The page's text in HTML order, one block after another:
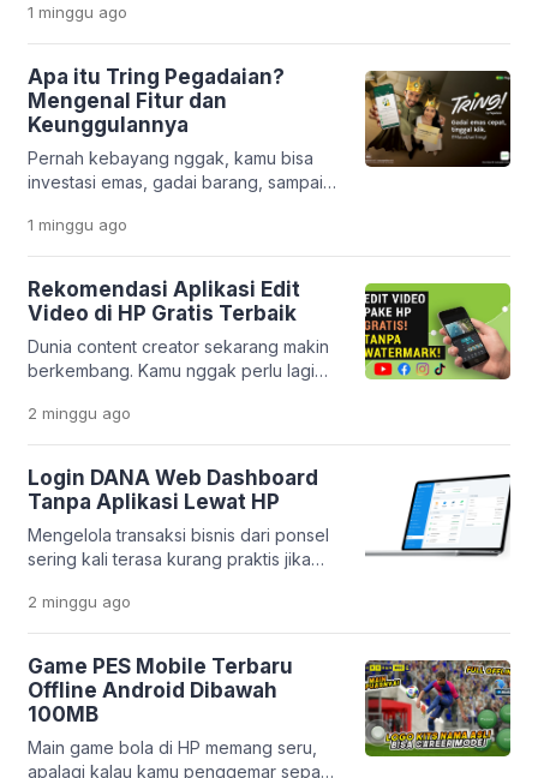
pengaturan di […]
di rumah atau lagi santai di luar, genre
ini nggak pernah gagal memacu
adrenalin. Masalahnya, nggak semua
orang punya HP flagship dengan
storage besar. Banyak pengguna
Android masih pakai HP entry-level
yang sering ngelag kalau dipakai main
game berat. Belum […]
1 minggu ago
Apa itu Tring Pegadaian?
Mengenal Fitur dan
Keunggulannya
Pernah kebayang nggak, kamu bisa
investasi emas, gadai barang, sampai
satu aplikasi di HP? Di era digital
seperti sekarang, semua itu bukan lagi
hal yang sulit. Melalui inovasi
terbarunya, PT Pegadaian
menghadirkan aplikasi yang makin
lengkap dan praktis. Layanan
Pegadaian Digital kini berevolusi jadi
terintegrasi. […]
1 minggu ago
Rekomendasi Aplikasi Edit
Video di HP Gratis Terbaik
Dunia content creator sekarang makin
berkembang. Kamu nggak perlu lagi
keren. Cukup pakai HP, kamu sudah
bisa menghasilkan konten yang
menarik dan profesional. Platform
seperti TikTok, Instagram Reels, dan
YouTube Shorts bikin kebutuhan
editing video makin tinggi. Tapi
masalahnya, banyak orang bingung
gratis, mudah dipakai, […]
2 minggu ago
Login DANA Web Dashboard
Tanpa Aplikasi Lewat HP
Mengelola transaksi bisnis dari ponsel
sering kali terasa kurang praktis jika
sekaligus. Apalagi jika memori HP
sudah mulai penuh atau kamu ingin
bekerja lebih cepat tanpa berpindah-
pindah aplikasi. Kabar baiknya, DANA
menyediakan layanan Dashboard Web
yang bisa diakses langsung melalui
browser. Platform ini memudahkan
2 minggu ago
Game PES Mobile Terbaru
Offline Android Dibawah
100MB
Main game bola di HP memang seru,
apalagi kalau kamu penggemar sepak